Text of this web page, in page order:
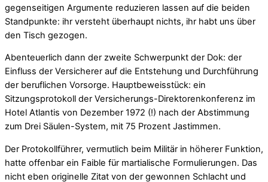
gegenseitigen Argumente reduzieren lassen auf die beiden
Standpunkte: ihr versteht überhaupt nichts, ihr habt uns über
den Tisch gezogen.
Abenteuerlich dann der zweite Schwerpunkt der Dok: der
Einfluss der Versicherer auf die Entstehung und Durchführung
der beruflichen Vorsorge. Hauptbeweisstück: ein
Sitzungsprotokoll der Versicherungs-Direktorenkonferenz im
Hotel Atlantis von Dezember 1972 (!) nach der Abstimmung
zum Drei Säulen-System, mit 75 Prozent Jastimmen.
Der Protokollführer, vermutlich beim Militär in höherer Funktion,
hatte offenbar ein Faible für martialische Formulierungen. Das
nicht eben originelle Zitat von der gewonnen Schlacht und